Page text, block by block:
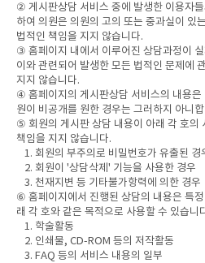
② 게시판상담 서비스 중에 발생한 이용자
하여 의원은 의원의 고의 또는 중과실이 있
법적인 책임을 지지 않습니다.
③ 홈페이지 내에서 이루어진 상담과정이
이와 관련되어 발생한 모든 법적인 문제에
지지 않습니다.
④ 홈페이지의 게시판상담 서비스의 내용은
원이 비공개를 원한 경우는 그러하지 아니
⑤ 회원의 게시판 상담 내용이 아래 각 호의
책임을 지지 않습니다.
1. 회원의 부주의로 비밀번호가 유출된 경
2. 회원이 '상담삭제' 기능을 사용한 경우
3. 천재지변 등 기타불가항력에 의한 경우
⑥ 홈페이지에서 진행된 상담의 내용은 특
래 각 호와 같은 목적으로 사용할 수 있습니
1. 학술활동
2. 인쇄물, CD-ROM 등의 저작활동
3. FAQ 등의 서비스 내용의 일부